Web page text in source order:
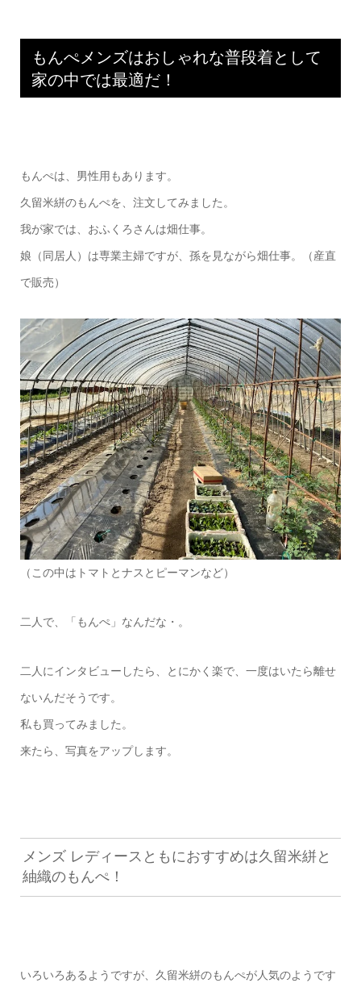
もんぺメンズはおしゃれな普段着として
家の中では最適だ！
もんぺは、男性用もあります。
久留米絣のもんぺを、注文してみました。
我が家では、おふくろさんは畑仕事。
娘（同居人）は専業主婦ですが、孫を見ながら畑仕事。（産直
で販売）
（この中はトマトとナスとピーマンなど）
二人で、「もんぺ」なんだな・。
二人にインタビューしたら、とにかく楽で、一度はいたら離せ
ないんだそうです。
私も買ってみました。
来たら、写真をアップします。
メンズ レディースともにおすすめは久留米絣と
紬織のもんぺ！
いろいろあるようですが、久留米絣のもんぺが人気のようです